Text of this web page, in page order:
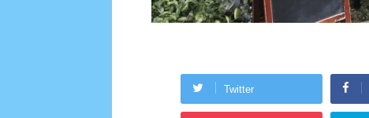
Twitter